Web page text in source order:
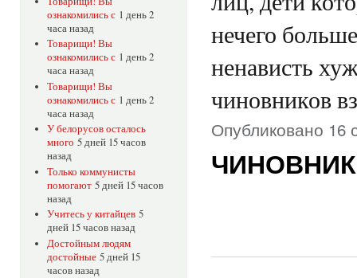
ознакомились с 1 день 2
часа назад
Товарищи! Вы
ознакомились с 1 день 2
часа назад
Товарищи! Вы
ознакомились с 1 день 2
часа назад
У белорусов осталось
много 5 дней 15 часов
назад
Только коммунисты
помогают 5 дней 15 часов
назад
Учитесь у китайцев 5
дней 15 часов назад
Достойным людям
достойные 5 дней 15
часов назад
нечего
ненависть
чиновников
Опубликовано 16